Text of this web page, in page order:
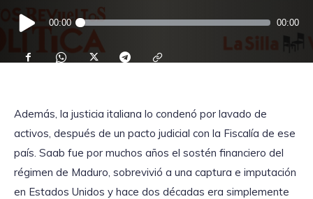
Reproductor
de
00:00 00:00
Además, la justicia italiana lo condenó por lavado de
activos, después de un pacto judicial con la Fiscalía de ese
país. Saab fue por muchos años el sostén financiero del
régimen de Maduro, sobrevivió a una captura e imputación
en Estados Unidos y hace dos décadas era simplemente